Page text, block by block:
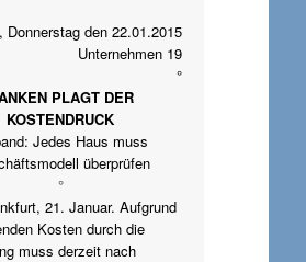
Donnerstag den 22.01.2015
Unternehmen 19
°
PLAGT DER
KOSTENDRUCK
Jedes Haus muss
überprüfen
°
21. Januar. Aufgrund
Kosten durch die
muss derzeit nach